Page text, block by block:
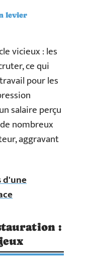
levier
vicieux : les
ce qui
pour les
salaire perçu
nombreux
aggravant
d'une
: